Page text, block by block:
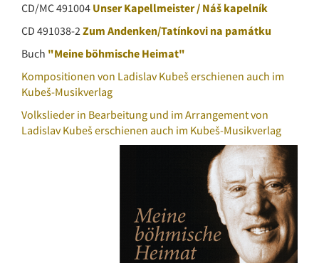
CD/MC 491004 Unser Kapellmeister / Náš kapelník
CD 491038-2Zum Andenken/Tatínkovi na památku
Buch "Meine böhmische Heimat"
Kompositionen von Ladislav Kubeš erschienen auch im
Kubeš-Musikverlag
Volkslieder in Bearbeitung und im Arrangement von
Ladislav Kubeš erschienen auch im Kubeš-Musikverlag